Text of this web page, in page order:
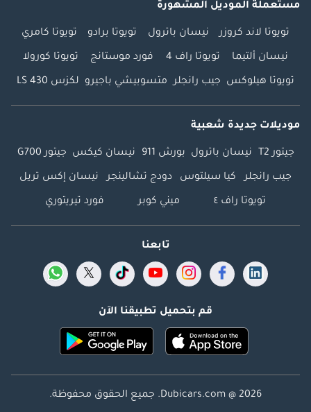
مستعملة الموديل المشهورة
تويوتا لاند كروزر نيسان باترول تويوتا برادو تويوتا كامري
نيسان ألتيما تويوتا راف 4 فورد موستانج تويوتا كورولا
تويوتا هيلوكس جيب رانجلر متسوبيشي باجيرو لكزس LS 430
موديلات جديدة شعبية
جيتور T2 نيسان باترول بورش 911 نيسان كيكس جيتور G700
جيب رانجلر كيا سيلتوس دودج تشالينجر نيسان إكس تريل
تويوتا راف ٤ ميني كوبر فورد تيريتوري
تابعنا
قم بتحميل تطبيقنا الآن
Dubicars.com @ 2026. جميع الحقوق محفوظة.